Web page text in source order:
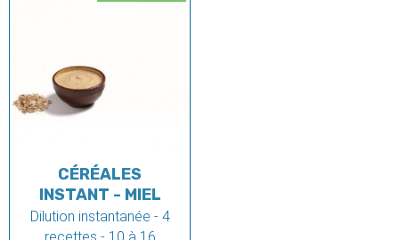
CÉRÉALES
INSTANT - MIEL
Dilution instantanée - 4